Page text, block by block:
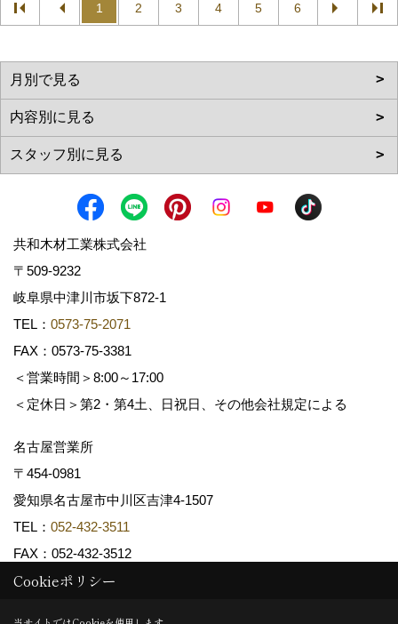
1 2 3 4 5 6
共和木材工業株式会社
〒509-9232
岐阜県中津川市坂下872‐1
TEL： 0573-75-2071
FAX：0573-75-3381
＜営業時間＞8:00～17:00
＜定休日＞第2・第4土、日祝日、その他会社規定による
名古屋営業所
〒454-0981
愛知県名古屋市中川区吉津4-1507
TEL： 052-432-3511
FAX：052-432-3512
Copyright (c) 共和木材工業株式会社. All Rights Reserved.
Cookieポリシー